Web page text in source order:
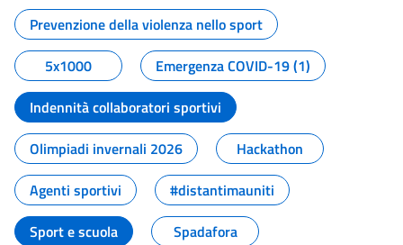
Tutti i contenuti della pagina
Prevenzione della violenza nello sport
5x1000
Emergenza COVID-19 (1)
Indennità collaboratori sportivi
Olimpiadi invernali 2026
Hackathon
Agenti sportivi
#distantimauniti
Sport e scuola
Spadafora